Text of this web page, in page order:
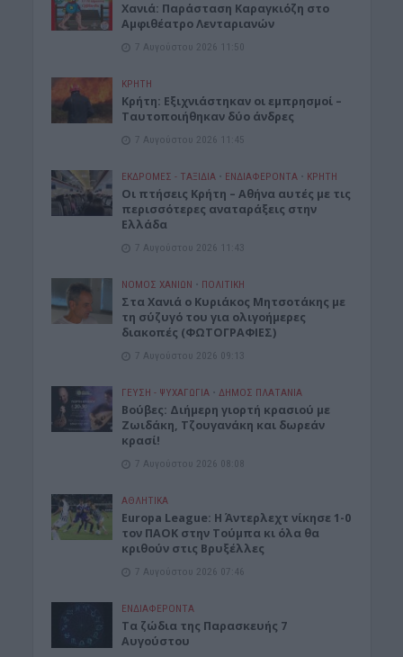
Xανιά: Παράσταση Καραγκιόζη στο
Αμφιθέατρο Λενταριανών
7 Αυγούστου 2026 11:50
ΚΡΗΤΗ
Κρήτη: Εξιχνιάστηκαν οι εμπρησμοί –
Ταυτοποιήθηκαν δύο άνδρες
7 Αυγούστου 2026 11:45
ΕΚΔΡΟΜΈΣ - ΤΑΞΊΔΙΑ • ΕΝΔΙΑΦΕΡΟΝΤΑ • ΚΡΗΤΗ
Οι πτήσεις Κρήτη – Αθήνα αυτές με τις
περισσότερες αναταράξεις στην
Ελλάδα
7 Αυγούστου 2026 11:43
ΝΟΜΌΣ ΧΑΝΊΩΝ • ΠΟΛΙΤΙΚΗ
Στα Χανιά ο Κυριάκος Μητσοτάκης με
τη σύζυγό του για ολιγοήμερες
διακοπές (ΦΩΤΟΓΡΑΦΙΕΣ)
7 Αυγούστου 2026 09:13
ΓΕΎΣΗ - ΨΥΧΑΓΩΓΊΑ • ΔΉΜΟΣ ΠΛΑΤΑΝΙΆ
Βούβες: Διήμερη γιορτή κρασιού με
Ζωιδάκη, Τζουγανάκη και δωρεάν
κρασί!
7 Αυγούστου 2026 08:08
ΑΘΛΗΤΙΚΑ
Europa League: Η Άντερλεχτ νίκησε 1-0
τον ΠΑΟΚ στην Τούμπα κι όλα θα
κριθούν στις Βρυξέλλες
7 Αυγούστου 2026 07:46
ΕΝΔΙΑΦΕΡΟΝΤΑ
Tα ζώδια της Παρασκευής 7
Αυγούστου